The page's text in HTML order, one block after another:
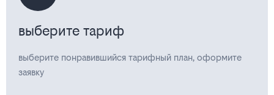
выберите тариф
выберите понравившийся тарифный план, оформите
заявку